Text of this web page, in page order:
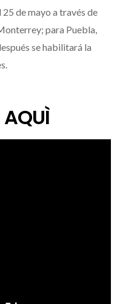
de mayo a través de
para Puebla,
se habilitará la
AQUÌ